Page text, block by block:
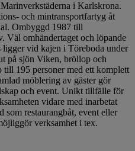
i Karlskrona.
och mintransportfartyg åt
Ombyggd 1987 till
Väl omhändertaget och löpande
vid kajen i Töreboda under
på sjön Viken, bröllop och
195 personer med ett komplett
möblering av gäster gör
och event. Unikt tillfälle för
vidare med inarbetat
som restaurangbåt, event eller
verksamhet i tex.